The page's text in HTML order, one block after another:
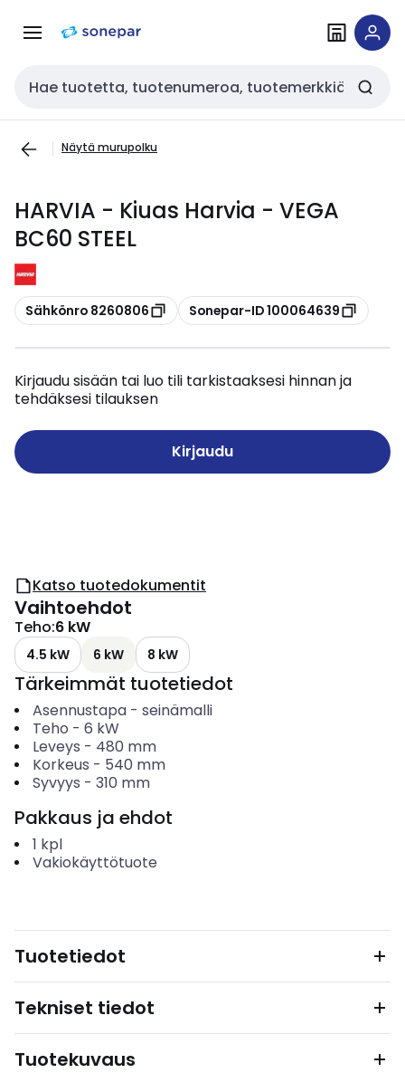
navigointiinsisältöön
Haku
Näytä murupolku
HARVIA - Kiuas Harvia - VEGA
BC60 STEEL
Kopioi
Sähkönro 8260806 Kopioi
Sonepar-ID 100064639
Kirjaudu sisään tai luo tili tarkistaaksesi hinnan ja
tehdäksesi tilauksen
Kirjaudu
Katso tuotedokumentit
Vaihtoehdot
Teho:6 kW
4.5 kW 6 kW 8 kW
Tärkeimmät tuotetiedot
Asennustapa- seinämalli
Teho - 6 kW
Leveys - 480 mm
Korkeus - 540 mm
Syvyys - 310 mm
Pakkaus ja ehdot
1 kpl
Vakiokäyttötuote
Tuotetiedot
Tekniset tiedot
Tuotekuvaus